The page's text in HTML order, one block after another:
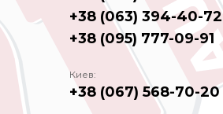
+38 (063) 394-40-72
+38 (095) 777-09-91
Киев:
+38 (067) 568-70-20